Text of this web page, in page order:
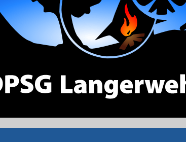
Pfadfinderschaft St. Georg